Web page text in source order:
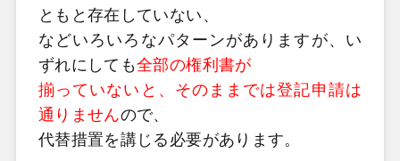
ともと存在していない、
などいろいろなパターンがありますが、い
ずれにしても全部の権利書が
揃っていないと、そのままでは登記申請は
通りませんので、
代替措置を講じる必要があります。